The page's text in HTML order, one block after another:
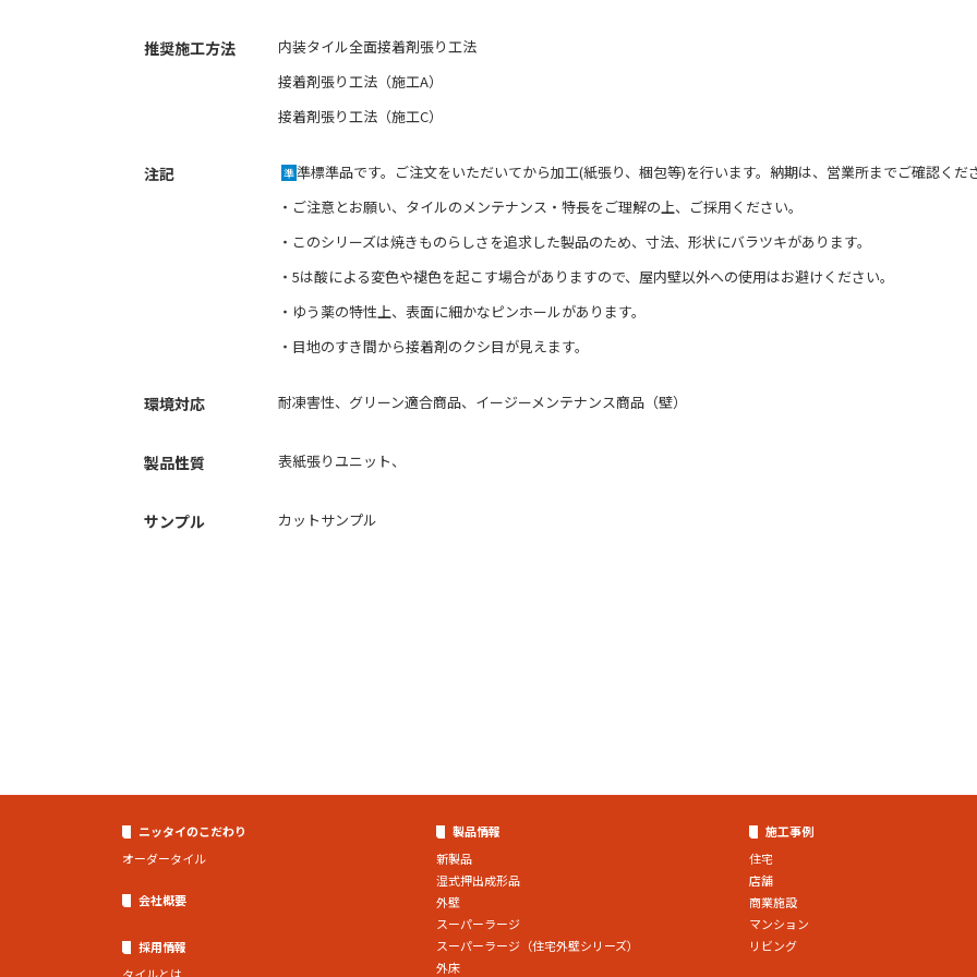
推奨施工方法
内装タイル全面接着剤張り工法
接着剤張り工法（施工A）
接着剤張り工法（施工C）
注記 準準標準品です。ご注文をいただいてから加工(紙張り、梱包等)を行います。納期は、営業所までご確認くだ
・ ご注意とお願い、 タイルのメンテナンス・特長をご理解の上、ご採用ください。
・このシリーズは焼きものらしさを追求した製品のため、寸法、形状にバラツキがあります。
・5は酸による変色や褪色を起こす場合がありますので、屋内壁以外への使用はお避けください。
・ゆう薬の特性上、表面に細かなピンホールがあります。
・目地のすき間から接着剤のクシ目が見えます。
環境対応 耐凍害性、グリーン適合商品、イージーメンテナンス商品（壁）
製品性質 表紙張りユニット、
サンプル カットサンプル
ニッタイのこだわり
オーダータイル
会社概要
採用情報
タイルとは
製品情報
新製品
湿式押出成形品
外壁
スーパーラージ
スーパーラージ（住宅外壁シリーズ）
外床
施工事例
住宅
店舗
商業施設
マンション
リビング